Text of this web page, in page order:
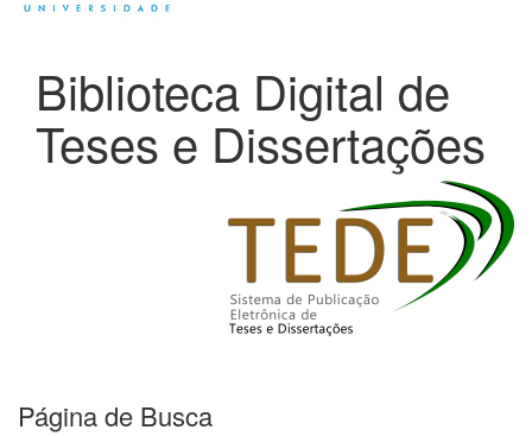
Biblioteca Digital de
Teses e Dissertações
Página de Busca